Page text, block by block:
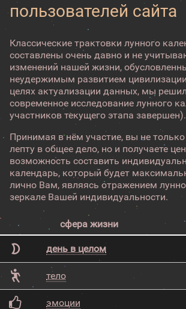
пользователей сайта
Классические трактовки лунного
составлены очень давно и не
изменений нашей жизни,
неудержимым развитием
целях актуализации данных, мы
современное исследование лунного
участников текущего этапа завершен).
Принимая в нём участие, вы не
лепту в общее дело, но и получаете
возможность составить
календарь, который будет
лично Вам, являясь отражением
зеркале Вашей индивидуальности.
сфера жизни
день в целом
тело
эмоции